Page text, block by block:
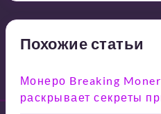
Похожие статьи
Монеро Breaking
раскрывает секреты